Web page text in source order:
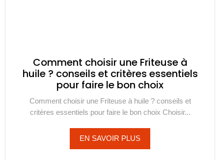
Comment choisir une Friteuse à
huile ? conseils et critères essentiels
pour faire le bon choix
Comment choisir une Friteuse à huile ? conseils et
critères essentiels pour faire le bon choix Choisir...
EN SAVOIR PLUS